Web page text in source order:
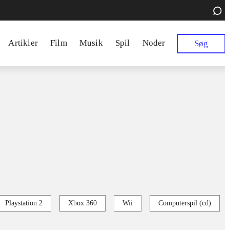
Artikler Film Musik Spil Noder Søg
Playstation 2 Xbox 360 Wii Computerspil (cd)